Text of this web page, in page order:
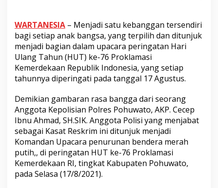
WARTANESIA – Menjadi satu kebanggan tersendiri
bagi setiap anak bangsa, yang terpilih dan ditunjuk
menjadi bagian dalam upacara peringatan Hari
Ulang Tahun (HUT) ke-76 Proklamasi
Kemerdekaan Republik Indonesia, yang setiap
tahunnya diperingati pada tanggal 17 Agustus.
Demikian gambaran rasa bangga dari seorang
Anggota Kepolisian Polres Pohuwato, AKP. Cecep
Ibnu Ahmad, SH.SIK. Anggota Polisi yang menjabat
sebagai Kasat Reskrim ini ditunjuk menjadi
Komandan Upacara penurunan bendera merah
putih,, di peringatan HUT ke-76 Proklamasi
Kemerdekaan RI, tingkat Kabupaten Pohuwato,
pada Selasa (17/8/2021).